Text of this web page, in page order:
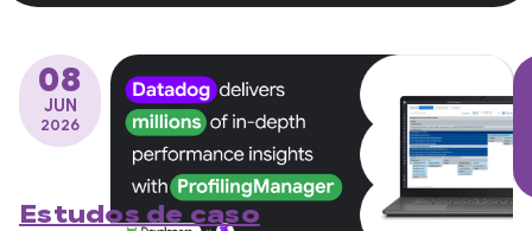
08
JUN
2026
Estudos de caso